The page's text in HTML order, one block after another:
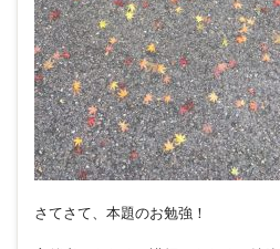
さてさて、本題のお勉強！